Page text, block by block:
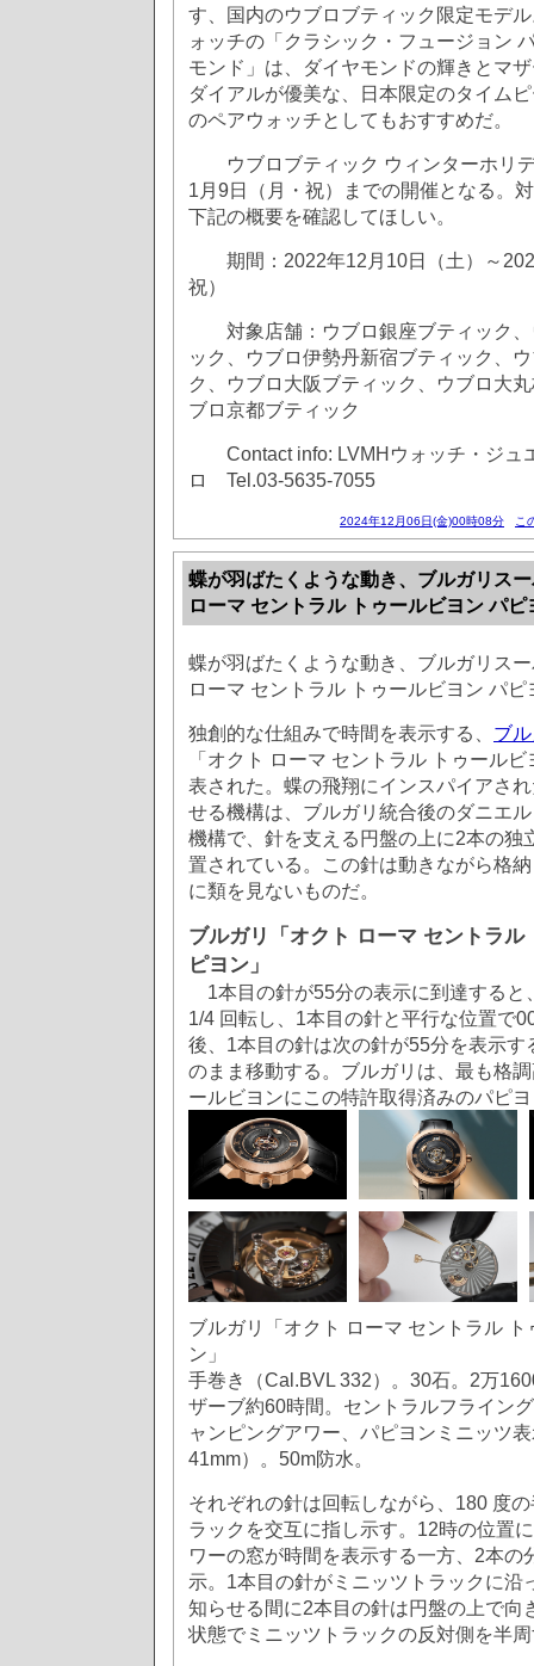
す、国内のウブロブティック限定モデ
ォッチの「クラシック・フュージョン
モンド」は、ダイヤモンドの輝きとマ
ダイアルが優美な、日本限定のタイム
のペアウォッチとしてもおすすめだ。
ウブロブティック ウィンターホリ
1月9日（月・祝）までの開催となる。
下記の概要を確認してほしい。
期間：2022年12月10日（土）～
祝）
対象店舗：ウブロ銀座ブティック、
ック、ウブロ伊勢丹新宿ブティック、
ク、ウブロ大阪ブティック、ウブロ大
ブロ京都ブティック
Contact info: LVMHウォッチ・ジュ
ロ Tel.03-5635-7055
2024年12月06日(金)00時08分 こ
蝶が羽ばたくような動き、ブルガリス
ローマ セントラル トゥールビヨン パピ
蝶が羽ばたくような動き、ブルガリス
ローマ セントラル トゥールビヨン パピ
独創的な仕組みで時間を表示する、 ブ
「オクト ローマ セントラル トゥール
表された。蝶の飛翔にインスパイアさ
せる機構は、ブルガリ統合後のダニエ
機構で、針を支える円盤の上に2本の独
置されている。この針は動きながら格
に類を見ないものだ。
ブルガリ「オクト ローマ セントラル
ピヨン」
1本目の針が55分の表示に到達すると
1/4 回転し、1本目の針と平行な位置で
後、1本目の針は次の針が55分を表示す
のまま移動する。ブルガリは、最も格
ールビヨンにこの特許取得済みのパピ
ブルガリ「オクト ローマ セントラル
ン」
手巻き（Cal.BVL 332）。30石。2万
ザーブ約60時間。セントラルフライン
ャンピングアワー、パピヨンミニッツ
41mm）。50m防水。
それぞれの針は回転しながら、180 度
ラックを交互に指し示す。12時の位置
ワーの窓が時間を表示する一方、2本の
示。1本目の針がミニッツトラックに沿
知らせる間に2本目の針は円盤の上で向
状態でミニッツトラックの反対側を半